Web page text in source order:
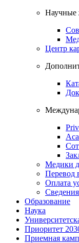
Научные
Центр
Медики
Оплата
Образование
Наука
Приоритет
Приемная